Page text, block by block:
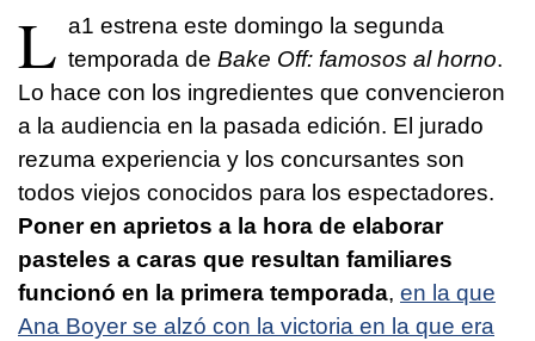
L a1 estrena este domingo la segunda
temporada de Bake Off: famosos al horno.
Lo hace con los ingredientes que convencieron
a la audiencia en la pasada edición. El jurado
rezuma experiencia y los concursantes son
todos viejos conocidos para los espectadores.
Poner en aprietos a la hora de elaborar
pasteles a caras que resultan familiares
funcionó en la primera temporada, en la que
Ana Boyer se alzó con la victoria en la que era